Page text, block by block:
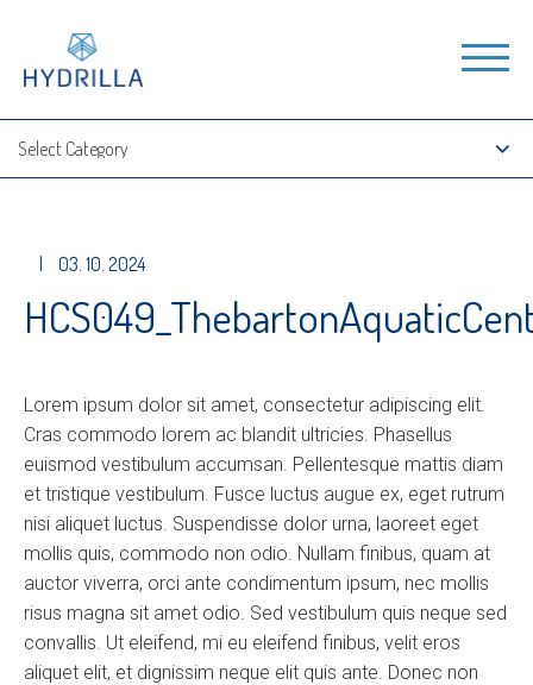
| 03. 10. 2024
Lorem ipsum dolor sit amet, consectetur adipiscing elit.
Cras commodo lorem ac blandit ultricies. Phasellus
euismod vestibulum accumsan. Pellentesque mattis diam
et tristique vestibulum. Fusce luctus augue ex, eget rutrum
nisi aliquet luctus. Suspendisse dolor urna, laoreet eget
mollis quis, commodo non odio. Nullam finibus, quam at
auctor viverra, orci ante condimentum ipsum, nec mollis
risus magna sit amet odio. Sed vestibulum quis neque sed
convallis. Ut eleifend, mi eu eleifend finibus, velit eros
aliquet elit, et dignissim neque elit quis ante. Donec non